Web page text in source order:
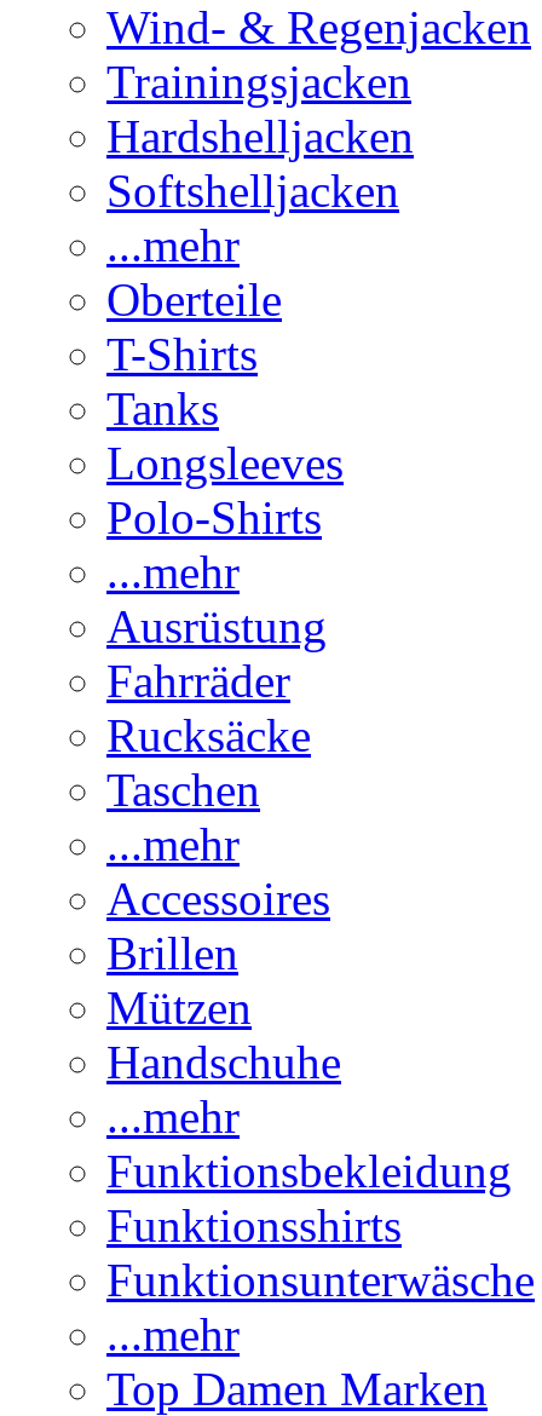
Wind- & Regenjacken
Trainingsjacken
Hardshelljacken
Softshelljacken
...mehr
Oberteile
T-Shirts
Tanks
Longsleeves
Polo-Shirts
...mehr
Ausrüstung
Fahrräder
Rucksäcke
Taschen
...mehr
Accessoires
Brillen
Mützen
Handschuhe
...mehr
Funktionsbekleidung
Funktionsshirts
Funktionsunterwäsche
...mehr
Top Damen Marken